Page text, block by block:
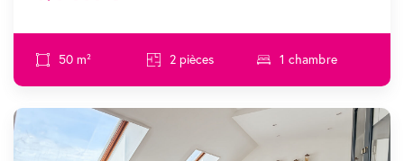
50 m² 2 pièces 1 chambre
SOUS COMPROMIS